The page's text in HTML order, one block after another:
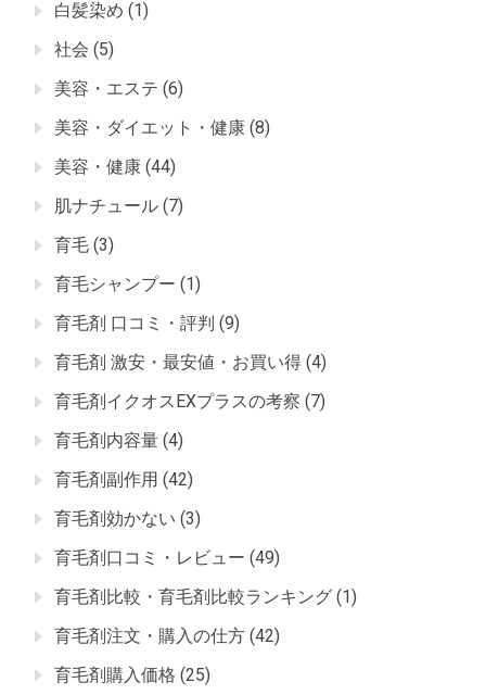
白髪染め (1)
社会 (5)
美容・エステ (6)
美容・ダイエット・健康 (8)
美容・健康 (44)
肌ナチュール (7)
育毛 (3)
育毛シャンプー (1)
育毛剤 口コミ・評判 (9)
育毛剤 激安・最安値・お買い得 (4)
育毛剤イクオスEXプラスの考察 (7)
育毛剤内容量 (4)
育毛剤副作用 (42)
育毛剤効かない (3)
育毛剤口コミ・レビュー (49)
育毛剤比較・育毛剤比較ランキング (1)
育毛剤注文・購入の仕方 (42)
育毛剤購入価格 (25)